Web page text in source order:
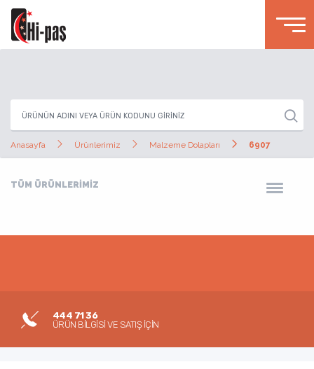
Anasayfa Ürünlerimiz Malzeme Dolapları 6907
TÜM ÜRÜNLERİMİZ
444 71 36
ÜRÜN BİLGİSİ VE SATIŞ İÇİN